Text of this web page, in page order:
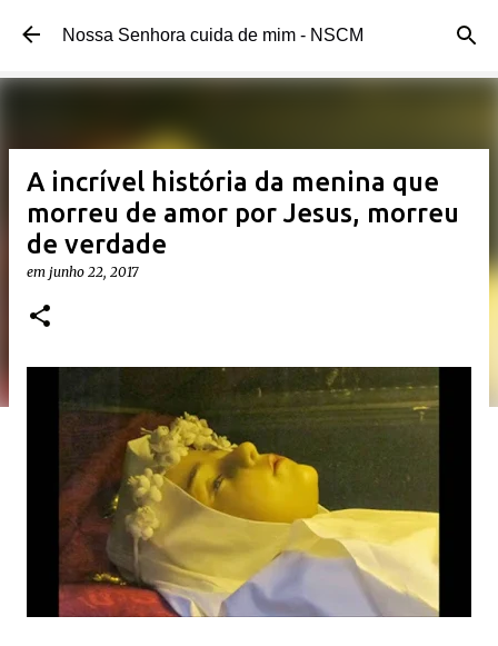
Pular para o conteúdo principal
Nossa Senhora cuida de mim - NSCM
A incrível história da menina que
morreu de amor por Jesus, morreu
de verdade
em junho 22, 2017